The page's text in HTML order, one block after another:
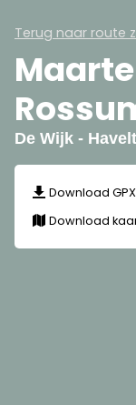
Terug naar route
De Wijk -
Download GPX
Download